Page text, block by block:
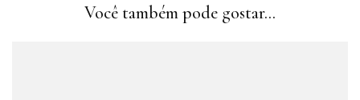
Você também pode gostar...